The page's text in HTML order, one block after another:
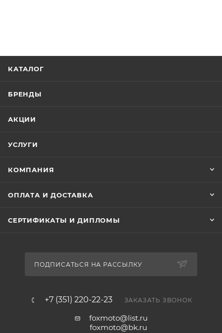
КАТАЛОГ
БРЕНДЫ
АКЦИИ
УСЛУГИ
КОМПАНИЯ
ОПЛАТА И ДОСТАВКА
СЕРТИФИКАТЫ И ДИПЛОМЫ
ПОДПИСАТЬСЯ НА РАССЫЛКУ
+7 (351) 220-22-23 ЗАКАЗАТЬ ЗВОНОК
foxmoto@list.ru
foxmoto@bk.ru